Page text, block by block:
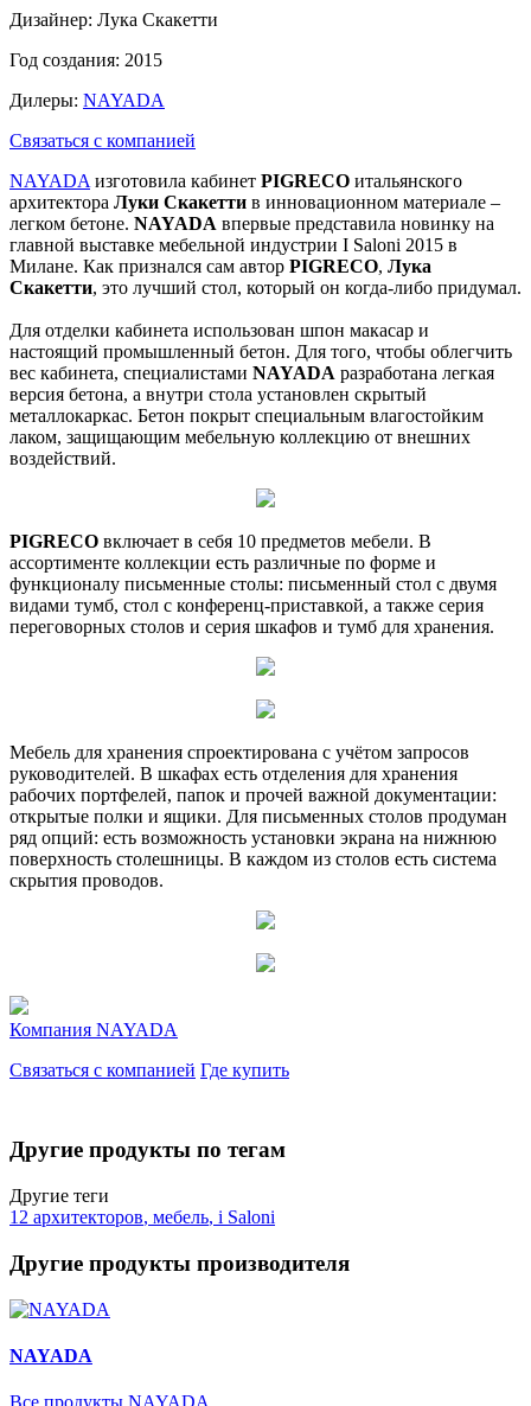
Дизайнер: Лукa Скакетти
Год создания: 2015
Дилеры: NAYADA
Связаться с компанией
NAYADA изготовила кабинет PIGRECO итальянского
архитектора Луки Скакетти в инновационном материале –
легком бетоне. NAYADA впервые представила новинку на
главной выставке мебельной индустрии I Saloni 2015 в
Милане. Как признался сам автор PIGRECO, Лука
Скакетти, это лучший стол, который он когда-либо придумал.
Для отделки кабинета использован шпон макасар и
настоящий промышленный бетон. Для того, чтобы облегчить
вес кабинета, специалистами NAYADA разработана легкая
версия бетона, а внутри стола установлен скрытый
металлокаркас. Бетон покрыт специальным влагостойким
лаком, защищающим мебельную коллекцию от внешних
воздействий.
PIGRECO включает в себя 10 предметов мебели. В
ассортименте коллекции есть различные по форме и
функционалу письменные столы: письменный стол с двумя
видами тумб, стол с конференц-приставкой, а также серия
переговорных столов и серия шкафов и тумб для хранения.
Мебель для хранения спроектирована с учётом запросов
руководителей. В шкафах есть отделения для хранения
рабочих портфелей, папок и прочей важной документации:
открытые полки и ящики. Для письменных столов продуман
ряд опций: есть возможность установки экрана на нижнюю
поверхность столешницы. В каждом из столов есть система
скрытия проводов.
Компания NAYADA
Связаться с компанией Где купить
Другие продукты по тегам
Другие теги
12 архитекторов, мебель, i Saloni
Другие продукты производителя
NAYADA
Все продукты NAYADA